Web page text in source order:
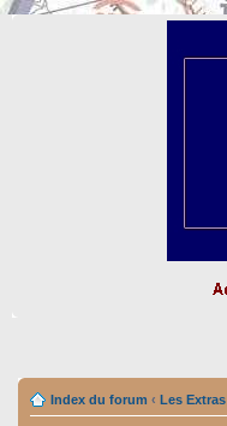
Index du forum ‹ Les Extras